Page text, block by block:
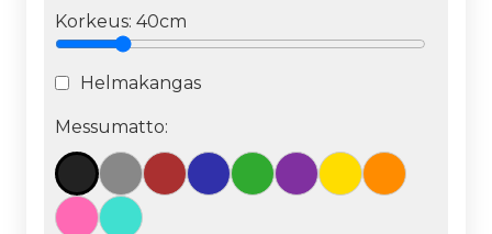
Korkeus: 40cm
Helmakangas
Messumatto: